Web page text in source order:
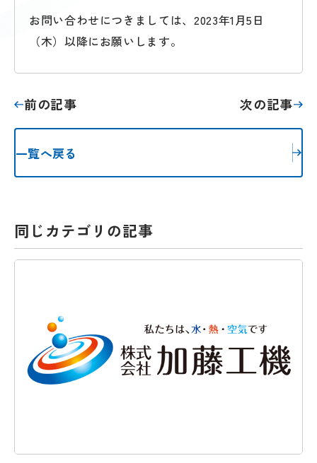
お問い合わせにつきましては、2023年1月5日
（木）以降にお願いします。
前の記事 次の記事
一覧へ戻る
同じカテゴリの記事